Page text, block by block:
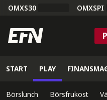
OMXS30 OMXSPI
START PLAY
Börslunch Börsfrukost